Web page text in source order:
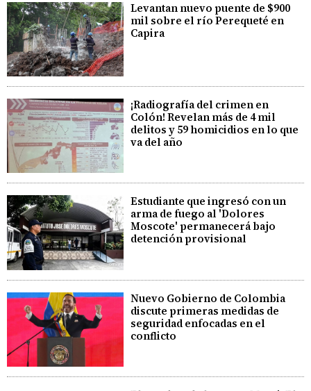
Levantan nuevo puente de $900
mil sobre el río Perequeté en
Capira
¡Radiografía del crimen en
Colón! Revelan más de 4 mil
delitos y 59 homicidios en lo que
va del año
Estudiante que ingresó con un
arma de fuego al 'Dolores
Moscote' permanecerá bajo
detención provisional
Nuevo Gobierno de Colombia
discute primeras medidas de
seguridad enfocadas en el
conflicto